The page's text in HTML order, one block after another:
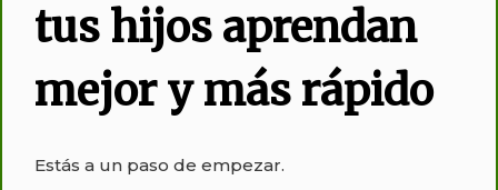
tus hijos aprendan
mejor y más rápido
Estás a un paso de empezar.